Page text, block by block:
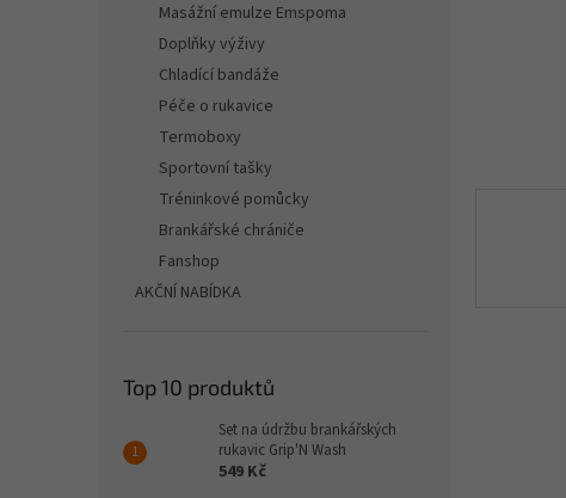
Masážní emulze Emspoma
Doplňky výživy
Chladící bandáže
Péče o rukavice
Termoboxy
Sportovní tašky
Tréninkové pomůcky
Brankářské chrániče
Fanshop
AKČNÍ NABÍDKA
Top 10 produktů
Set na údržbu brankářských
rukavic Grip'N Wash
549 Kč